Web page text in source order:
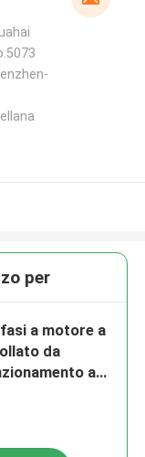
per
a motore a
da
a